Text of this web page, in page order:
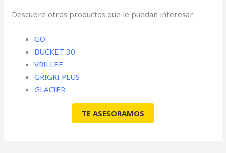
Descubre otros productos que le puedan interesar:
GO
BUCKET 30
VRILLEE
GRIGRI PLUS
GLACIER
TE ASESORAMOS